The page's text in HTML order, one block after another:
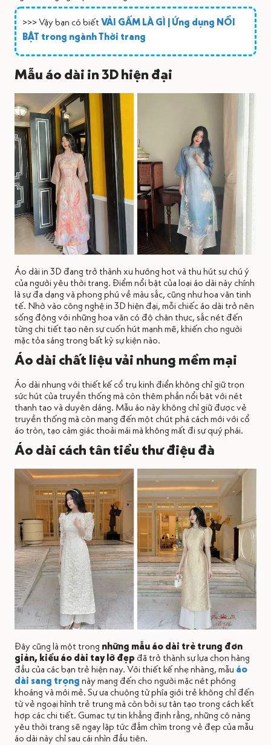
>>> Vậy bạn có biếtVẢI GẤM LÀ GÌ | Ứng dụng NỔI
BẬT trong ngành Thời trang
Mẫu áo dài in 3D hiện đại
Áo dài in 3D đang trở thành xu hướng hot và thu hút sự chú ý
của người yêu thời trang. Điểm nổi bật của loại áo dài này chính
là sự đa dạng và phong phú về màu sắc, cũng như hoa văn tinh
tế. Nhờ vào công nghệ in 3D hiện đại, mỗi chiếc áo dài trở nên
sống động với những hoa văn có độ chân thực, sắc nét đến
từng chi tiết tạo nên sự cuốn hút mạnh mẽ, khiến cho người
mặc tỏa sáng trong bất kỳ sự kiện nào.
Áo dài chất liệu vải nhung mềm mại
Áo dài nhung với thiết kế cổ trụ kinh điển không chỉ giữ trọn
sức hút của truyền thống mà còn thêm phần nổi bật với nét
thanh tao và duyên dáng. Mẫu áo này không chỉ giữ được vẻ
truyền thống mà còn mang đến một chút phá cách mới với cổ
áo tròn, tạo cảm giác thoải mái mà không mất đi sự quý phái.
Áo dài cách tân tiểu thư điệu đà
Đây cũng là một trong những mẫu áo dài trẻ trung đơn
giản, kiểu áo dài tay lỡ đẹp đã trở thành sự lựa chọn hàng
đầu của các bạn trẻ hiện nay. Với thiết kế nhẹ nhàng, mẫu áo
dài sang trọng này mang đến cho người mặc nét phóng
khoáng và mới mẻ. Sự ưa chuộng từ phía giới trẻ không chỉ đến
từ vẻ ngoại hình trẻ trung mà còn bởi sự tân tạo trong cách kết
hợp các chi tiết. Gumac tự tin khẳng định rằng, những cô nàng
yêu thời trang sẽ ngay lập tức đắm chìm trong vẻ đẹp của mẫu
áo dài này chỉ sau cái nhìn đầu tiên.